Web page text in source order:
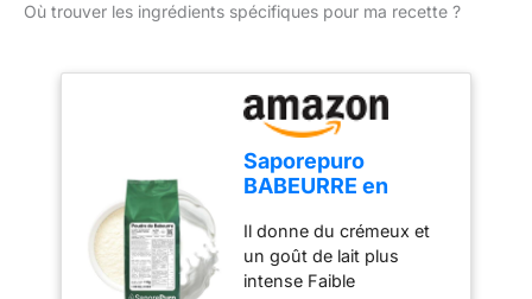
Où trouver les ingrédients spécifiques pour ma recette ?
Saporepuro
BABEURRE en
Il donne du crémeux et
un goût de lait plus
intense Faible